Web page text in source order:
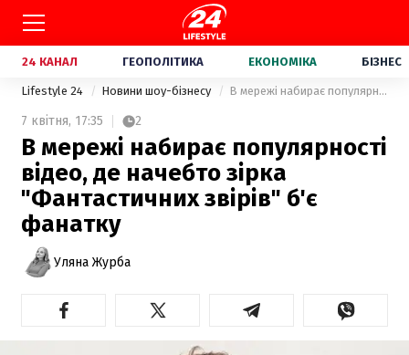
24 КАНАЛ ГЕОПОЛІТИКА ЕКОНОМІКА БІЗНЕС
Lifestyle 24 Новини шоу-бізнесу В мережі набирає популярності відео, де начебто зірка "Фантастичних звірів" б'є фанатку
7 квітня, 17:35 2
В мережі набирає популярності
відео, де начебто зірка
"Фантастичних звірів" б'є
фанатку
Уляна Журба